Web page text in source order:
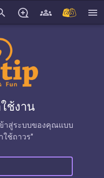
menu
ช้งาน
าสู่ระบบของคุณแบบ
ใช้ถาวร"